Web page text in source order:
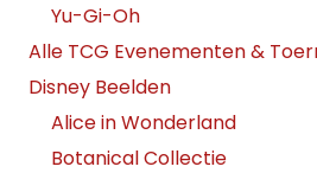
Yu-Gi-Oh
Alle TCG Evenementen &
Disney Beelden
Alice in Wonderland
Botanical Collectie